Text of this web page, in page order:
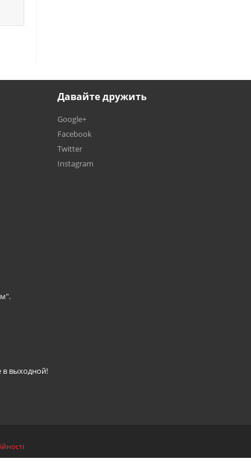
Давайте дружить
Google+
Facebook
Twitter
Instagram
в выходной!